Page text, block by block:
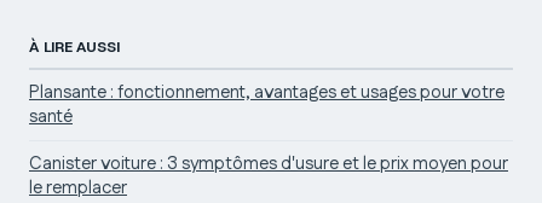
À LIRE AUSSI
Plansante : fonctionnement, avantages et usages pour votre
santé
Canister voiture : 3 symptômes d'usure et le prix moyen pour
le remplacer